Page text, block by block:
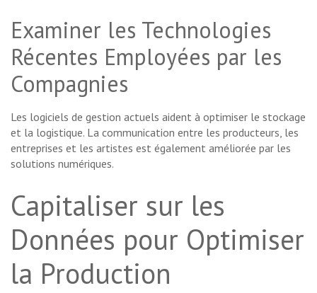
Examiner les Technologies
Récentes Employées par les
Compagnies
Les logiciels de gestion actuels aident à optimiser le stockage
et la logistique. La communication entre les producteurs, les
entreprises et les artistes est également améliorée par les
solutions numériques.
Capitaliser sur les
Données pour Optimiser
la Production